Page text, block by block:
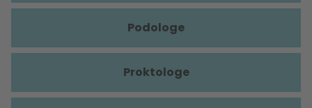
Podologe
Proktologe